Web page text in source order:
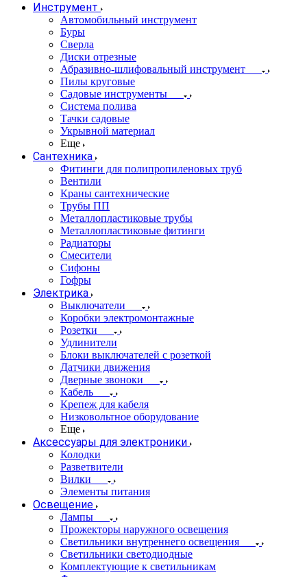
Инструмент
Автомобильный инструмент
Буры
Сверла
Диски отрезные
Абразивно-шлифовальный инструмент
Пилы круговые
Садовые инструменты
Система полива
Тачки садовые
Укрывной материал
Еще
Сантехника
Фитинги для полипропиленовых труб
Вентили
Краны сантехнические
Трубы ПП
Металлопластиковые трубы
Металлопластиковые фитинги
Радиаторы
Смесители
Сифоны
Гофры
Электрика
Выключатели
Коробки электромонтажные
Розетки
Удлинители
Блоки выключателей с розеткой
Датчики движения
Дверные звоноки
Кабель
Крепеж для кабеля
Низковольтное оборудование
Еще
Аксессуары для электроники
Колодки
Разветвители
Вилки
Элементы питания
Освещение
Лампы
Прожекторы наружного освещения
Светильники внутреннего освещения
Светильники светодиодные
Комплектующие к светильникам